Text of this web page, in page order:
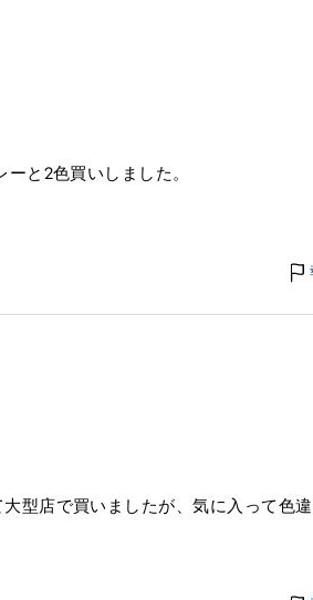
と2色買いしました。
型店で買いましたが、気に入って色違